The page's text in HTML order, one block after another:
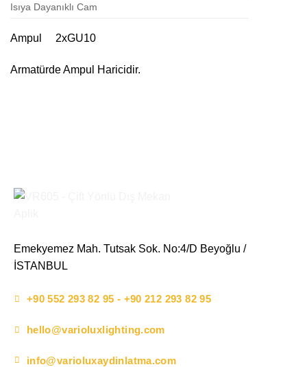
Isıya Dayanıklı Cam
Ampul 2xGU10
Armatürde Ampul Haricidir.
Emekyemez Mah. Tutsak Sok. No:4/D Beyoğlu /
İSTANBUL
+90 552 293 82 95 - +90 212 293 82 95
hello@varioluxlighting.com
info@varioluxaydinlatma.com